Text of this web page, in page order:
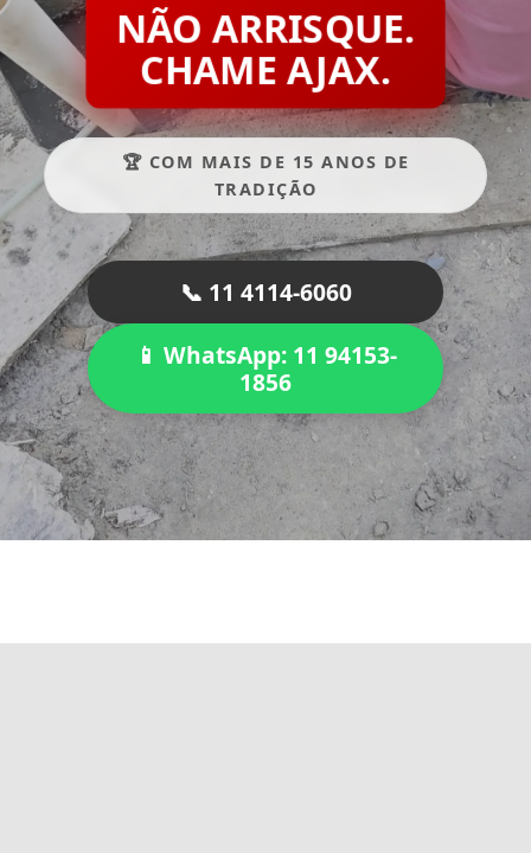
NÃO ARRISQUE.
CHAME AJAX.
🏆 COM MAIS DE 15 ANOS DE
TRADIÇÃO
📞 11 4114-6060
📱 WhatsApp: 11 94153-
1856